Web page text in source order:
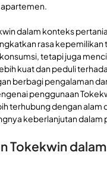
dalam konteks
rasa kepemilikan
tetapi juga
kuat dan peduli
berbagi pengalaman
penggunaan
terhubung dengan alam
keberlanjutan dalam
Tokekwin dalam